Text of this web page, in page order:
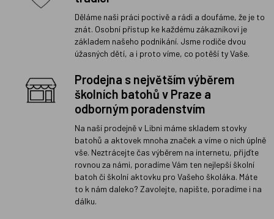
Děláme naši práci poctivě a rádi a doufáme, že je to
znát. Osobní přístup ke každému zákazníkovi je
základem našeho podnikání. Jsme rodiče dvou
úžasných dětí, a i proto víme, co potěší ty Vaše.
Prodejna s největším výběrem
školních batohů v Praze a
odborným poradenstvím
Na naší prodejně v Libni máme skladem stovky
batohů a aktovek mnoha značek a víme o nich úplně
vše. Neztrácejte čas výběrem na internetu, přijďte
rovnou za námi, poradíme Vám ten nejlepší školní
batoh či školní aktovku pro Vašeho školáka. Máte
to k nám daleko? Zavolejte, napište, poradíme i na
dálku.